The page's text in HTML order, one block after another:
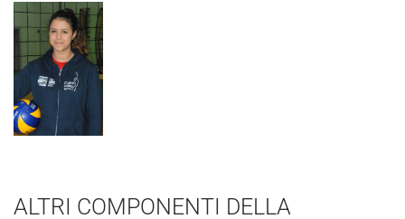
ALTRI COMPONENTI DELLA